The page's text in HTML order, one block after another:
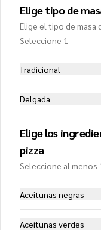
Elige tipo de
Elige el tipo de masa
Seleccione 1
Tradicional
Delgada
Elige los
pizza
Seleccione al menos
Aceitunas negras
Aceitunas verdes